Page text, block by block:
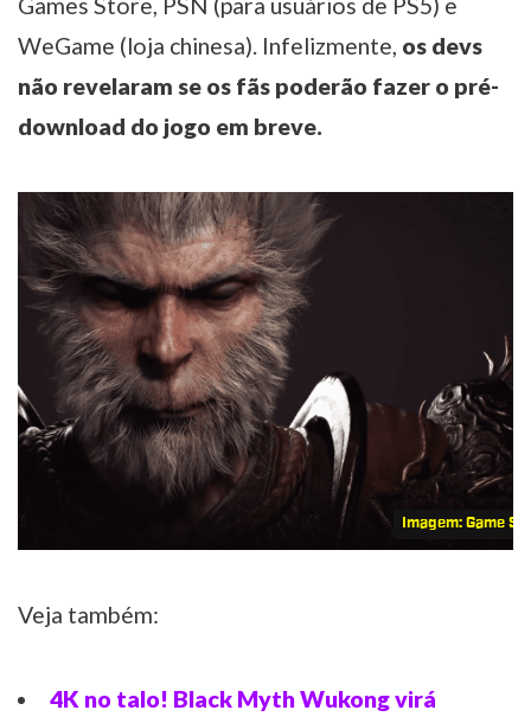
Games Store, PSN (para usuários de PS5) e
WeGame (loja chinesa). Infelizmente, os devs
não revelaram se os fãs poderão fazer o pré-
download do jogo em breve.
Imagem: Game
Veja também:
4K no talo! Black Myth Wukong virá